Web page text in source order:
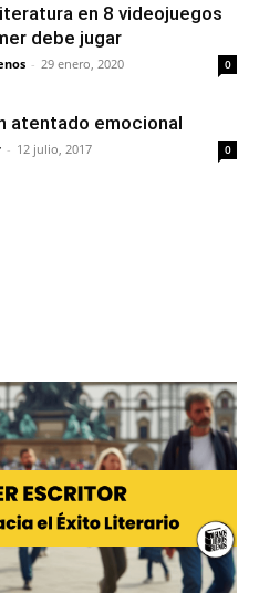
en 8 videojuegos
debe jugar
- 29 enero, 2020 0
atentado emocional
- 12 julio, 2017 0